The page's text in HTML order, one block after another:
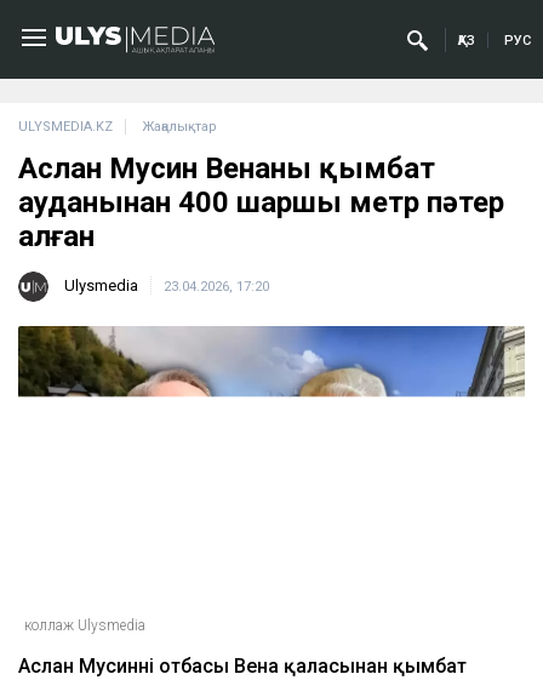
ҚАЗ РУС
ULYSMEDIA.KZ Жаңалықтар
Аслан Мусин Венаның қымбат
ауданынан 400 шаршы метр пәтер
алған
Ulysmedia 23.04.2026, 17:20
коллаж Ulysmedia
Аслан Мусиннің отбасы Вена қаласынан қымбат